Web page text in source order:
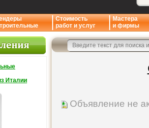
Стоимость
работ и услуг
Мастера
и фирмы
Италии
Объявление не